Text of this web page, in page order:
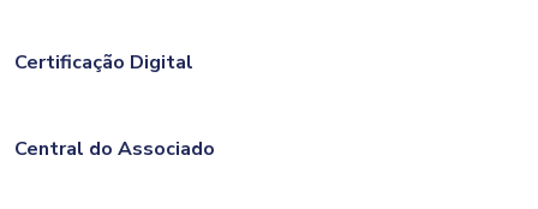
Certificação Digital
Central do Associado